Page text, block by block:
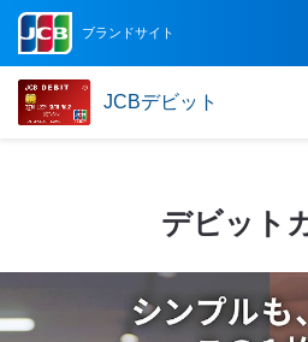
ブランドサイト
JCBデビット
デビット